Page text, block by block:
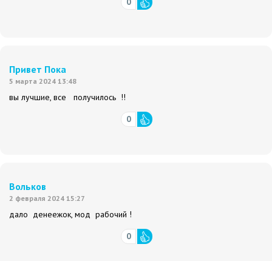
Привет Пока
5 марта 2024 13:48
вы лучшие, все получилось !!
0
Вольков
2 февраля 2024 15:27
дало денеежок, мод рабочий !
0